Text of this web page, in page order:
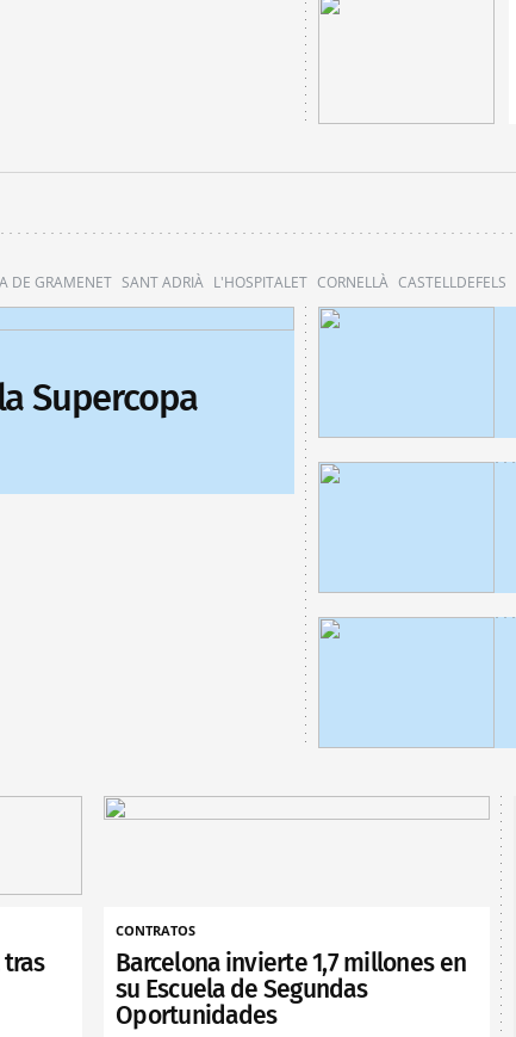
DE GRAMENET SANT ADRIÀ L'HOSPITALET CORNELLÀ CASTELLDEFELS
Supercopa
tras
CONTRATOS
Barcelona invierte 1,7 millones en
su Escuela de Segundas
Oportunidades